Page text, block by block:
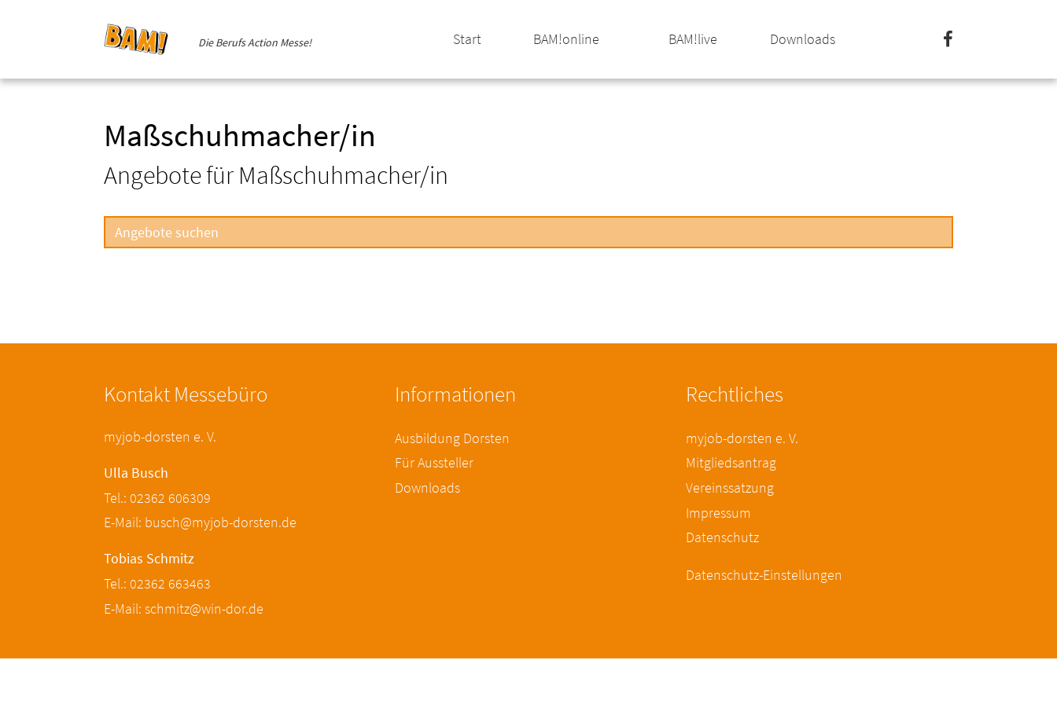
Die Berufs Action Messe! Start BAM!online BAM!live Downloads
Maßschuhmacher/in
Angebote für Maßschuhmacher/in
Kontakt Messebüro
myjob-dorsten e. V.
Ulla Busch
Tel.: 02362 606309
E-Mail: busch@myjob-dorsten.de
Tobias Schmitz
Tel.: 02362 663463
E-Mail: schmitz@win-dor.de
Informationen
Ausbildung Dorsten
Für Aussteller
Downloads
Rechtliches
myjob-dorsten e. V.
Mitgliedsantrag
Vereinssatzung
Impressum
Datenschutz
Datenschutz-Einstellungen